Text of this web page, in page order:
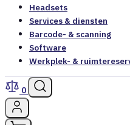
Headsets
Services & diensten
Barcode- & scanning
Software
Werkplek- &
0